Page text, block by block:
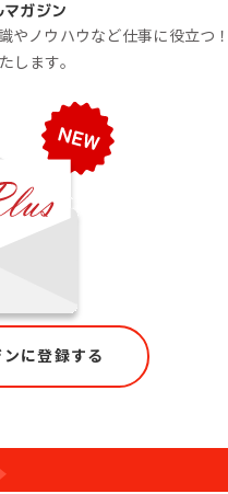
マガジン
やノウハウなど仕事に役立つ
します。
に登録する